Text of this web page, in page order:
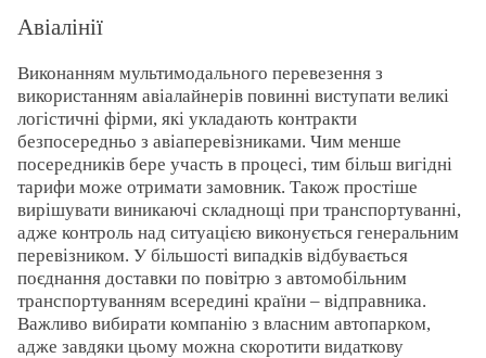
Авіалінії
Виконанням мультимодального перевезення з
використанням авіалайнерів повинні виступати великі
логістичні фірми, які укладають контракти
безпосередньо з авіаперевізниками. Чим менше
посередників бере участь в процесі, тим більш вигідні
тарифи може отримати замовник. Також простіше
вирішувати виникаючі складнощі при транспортуванні,
адже контроль над ситуацією виконується генеральним
перевізником. У більшості випадків відбувається
поєднання доставки по повітрю з автомобільним
транспортуванням всередині країни – відправника.
Важливо вибирати компанію з власним автопарком,
адже завдяки цьому можна скоротити видаткову